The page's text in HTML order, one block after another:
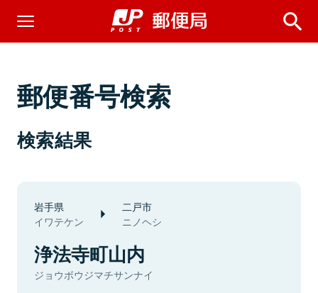
郵便番号検索
検索結果
岩手県
イワテケン
二戸市
ニノヘシ
浄法寺町山内
ジョウボウジマチサンナイ